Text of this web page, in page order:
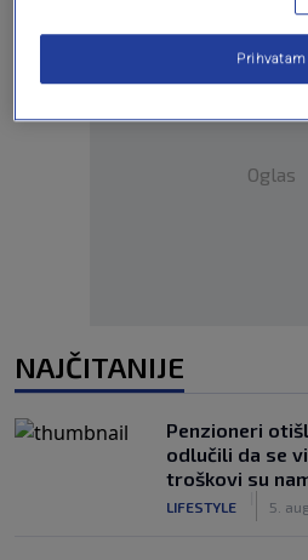
Oglas
NAJČITANIJE
Penzioneri
odlučili da se
troškovi su
LIFESTYLE 5.
Prihvatam